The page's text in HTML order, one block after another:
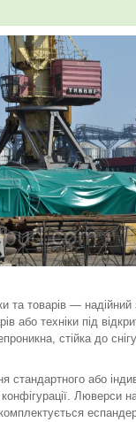
та товарів —
або техніки під
стійка до
стандартного або
Люверси